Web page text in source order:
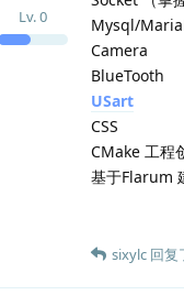
Lv.0
Mysql/
Camera
BlueTooth
USart
CSS
CMake 工程
基于Flarum
sixylc 回复